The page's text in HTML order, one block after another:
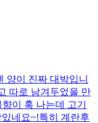
양이 진짜 대박입니
따로 남겨두었을 만
이 훅 나는데 고기
네요~!특히 계란후